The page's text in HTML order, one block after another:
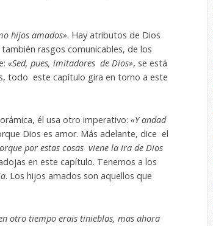
hijos amados». Hay atributos de Dios
rasgos comunicables, de los
«Sed, pues, imitadores de Dios», se está
todo este capítulo gira en torno a este
él usa otro imperativo: «Y andad
Dios es amor. Más adelante, dice el
por estas cosas viene la ira de Dios
en este capítulo. Tenemos a los
. Los hijos amados son aquellos que
otro tiempo erais tinieblas, mas ahora